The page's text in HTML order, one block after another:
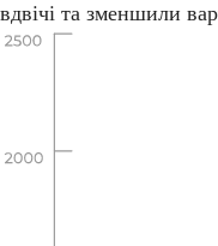
вдвічі та зменшили